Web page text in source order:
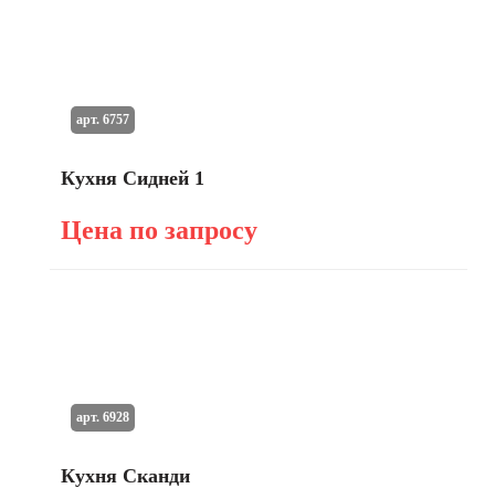
Кухня Сидней 1
Цена по запросу
арт. 6757
Кухня Сканди
арт. 6928